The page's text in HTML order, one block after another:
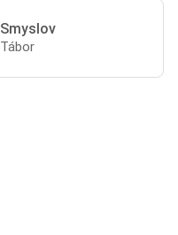
Smyslov
Tábor